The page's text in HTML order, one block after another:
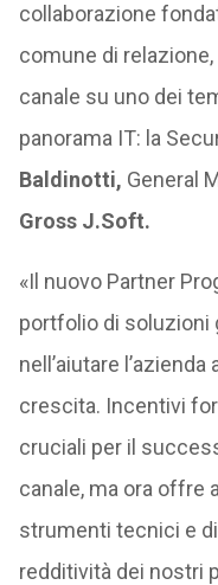
collaborazione
comune di
canale su uno dei
panorama IT: la
Baldinotti, General
Gross J.Soft.
«Il nuovo Partner
portfolio di soluzioni
nell’aiutare
crescita. Incentivi
cruciali per il
canale, ma ora offre
strumenti tecnici e
redditività dei nostri